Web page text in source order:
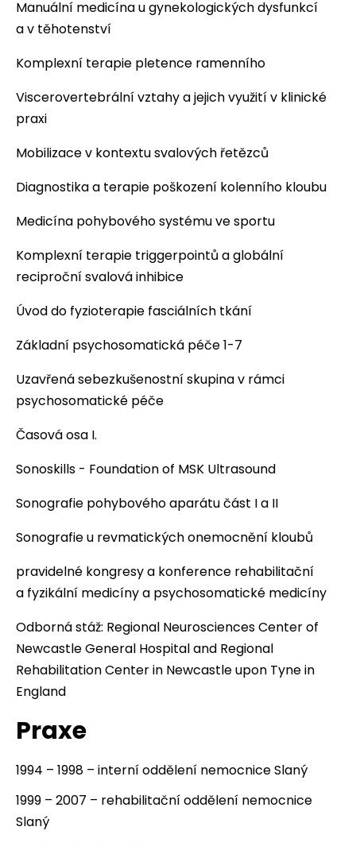
Manuální medicína u gynekologických dysfunkcí
a v těhotenství
Komplexní terapie pletence ramenního
Viscerovertebrální vztahy a jejich využití v klinické
praxi
Mobilizace v kontextu svalových řetězců
Diagnostika a terapie poškození kolenního kloubu
Medicína pohybového systému ve sportu
Komplexní terapie triggerpointů a globální
reciproční svalová inhibice
Úvod do fyzioterapie fasciálních tkání
Základní psychosomatická péče 1-7
Uzavřená sebezkušenostní skupina v rámci
psychosomatické péče
Časová osa I.
Sonoskills - Foundation of MSK Ultrasound
Sonografie pohybového aparátu část I a II
Sonografie u revmatických onemocnění kloubů
pravidelné kongresy a konference rehabilitační
a fyzikální medicíny a psychosomatické medicíny
Odborná stáž: Regional Neurosciences Center of
Newcastle General Hospital and Regional
Rehabilitation Center in Newcastle upon Tyne in
England
Praxe
1994 – 1998 – interní oddělení nemocnice Slaný
1999 – 2007 – rehabilitační oddělení nemocnice
Slaný